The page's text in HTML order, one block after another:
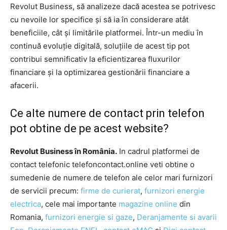
Revolut Business, să analizeze dacă acestea se potrivesc
cu nevoile lor specifice și să ia în considerare atât
beneficiile, cât și limitările platformei. Într-un mediu în
continuă evoluție digitală, soluțiile de acest tip pot
contribui semnificativ la eficientizarea fluxurilor
financiare și la optimizarea gestionării financiare a
afacerii.
Ce alte numere de contact prin telefon
pot obtine de pe acest website?
Revolut Business în România. In cadrul platformei de
contact telefonic telefoncontact.online veti obtine o
sumedenie de numere de telefon ale celor mari furnizori
de servicii precum: firme de curierat, furnizori energie
electrica, cele mai importante magazine online din
Romania, furnizori energie si gaze, Deranjamente si avarii